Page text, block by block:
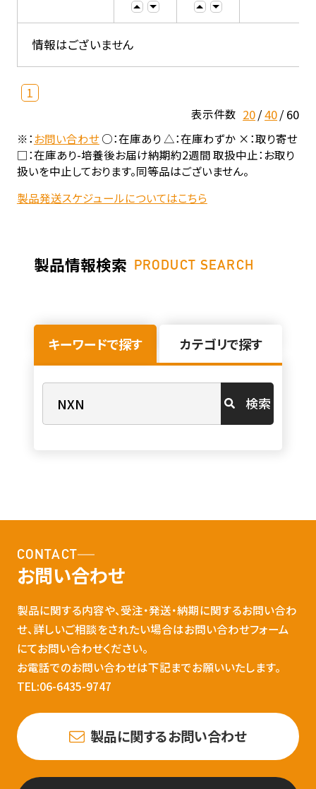
情報はございません
1
表示件数 20 40 60
※：お問い合わせ○：在庫あり △：在庫わずか ×：取り寄せ
□：在庫あり-培養後お届け納期約2週間 取扱中止：お取り
扱いを中止しております。同等品はございません。
製品発送スケジュールについてはこちら
製品情報検索 PRODUCT SEARCH
キーワードで探す カテゴリで探す
検索
CONTACT
お問い合わせ
製品に関する内容や、受注・発送・納期に関するお問い合わ
せ、詳しいご相談をされたい場合はお問い合わせフォーム
にてお問い合わせください。
お電話でのお問い合わせは下記までお願いいたします。
TEL:06-6435-9747
製品に関するお問い合わせ